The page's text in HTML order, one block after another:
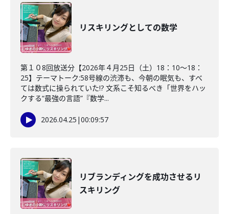
リスキリングとしての数学
第１０8回放送分【2026年４月25日（土）18：10～18：
25】テーマトーク:58号線の渋滞も、今朝の眠気も、すべ
ては数式に操られていた!? 文系こそ知るべき「世界をハッ
クする“最強の言語”『数学...
2026.04.25 |00:09:57
リブランディングを成功させるリ
スキリング